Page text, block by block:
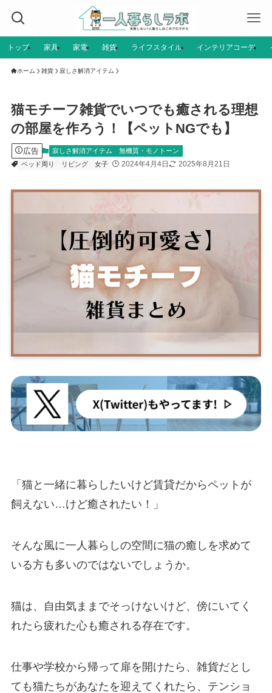
トップ 家具 家電 雑貨 ライフスタイル インテリアコーデ
ホーム 雑貨 寂しさ解消アイテム
猫モチーフ雑貨でいつでも癒される理想
の部屋を作ろう！【ペットNGでも】
広告 寂しさ解消アイテム
無機質・モノトーン
ベッド周り
リビング 女子 2024年4月4日 2025年8月21日
「猫と一緒に暮らしたいけど賃貸だからペットが
飼えない…けど癒されたい！」
そんな風に一人暮らしの空間に猫の癒しを求めて
いる方も多いのではないでしょうか。
猫は、自由気ままでそっけないけど、傍にいてく
れたら疲れた心も癒される存在です。
仕事や学校から帰って扉を開けたら、雑貨だとし
ても猫たちがあなたを迎えてくれたら、テンショ